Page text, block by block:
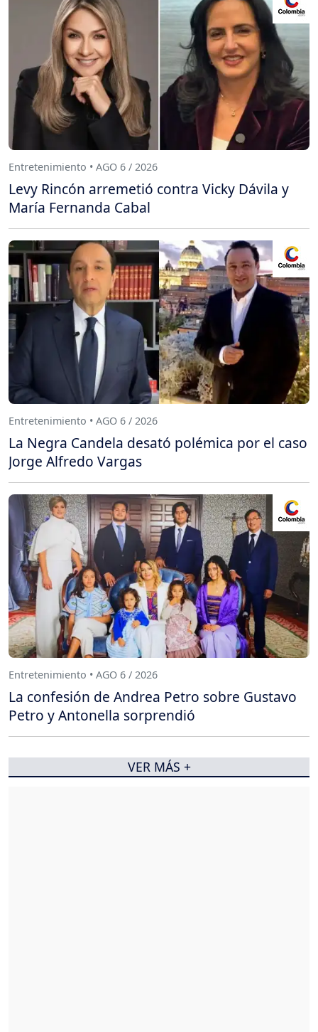
Entretenimiento • AGO 6 / 2026
Levy Rincón arremetió contra Vicky Dávila y
María Fernanda Cabal
Entretenimiento • AGO 6 / 2026
La Negra Candela desató polémica por el caso
Jorge Alfredo Vargas
Entretenimiento • AGO 6 / 2026
La confesión de Andrea Petro sobre Gustavo
Petro y Antonella sorprendió
VER MÁS +